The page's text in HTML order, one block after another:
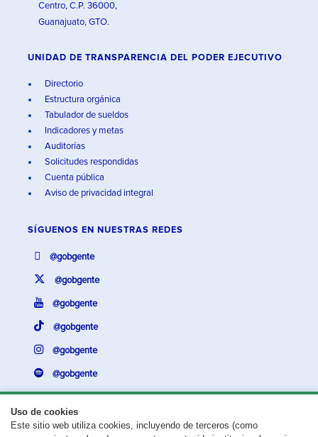
Uso de cookies
Este sitio web utiliza cookies, incluyendo de terceros (como
Centro, C.P. 36000,
Guanajuato, GTO.
UNIDAD DE TRANSPARENCIA DEL PODER EJECUTIVO
Directorio
Estructura orgánica
Tabulador de sueldos
Indicadores y metas
Auditorías
Solicitudes respondidas
Cuenta pública
Aviso de privacidad integral
SÍGUENOS EN NUESTRAS REDES
@gobgente
@gobgente
@gobgente
@gobgente
@gobgente
@gobgente
¿Existe algún problema con esta página?Repórtalo aquí.